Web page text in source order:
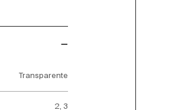
Transparente
2, 3